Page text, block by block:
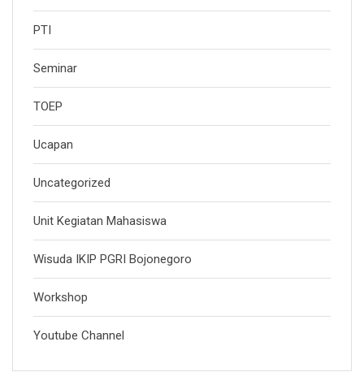
PTI
Seminar
TOEP
Ucapan
Uncategorized
Unit Kegiatan Mahasiswa
Wisuda IKIP PGRI Bojonegoro
Workshop
Youtube Channel